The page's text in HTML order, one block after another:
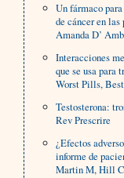
Un fármaco
de cáncer en las
Amanda D’
Interacciones
que se usa para
Worst Pills,
Testosterona:
Rev Prescrire
¿Efectos
informe de
Martin M, Hill